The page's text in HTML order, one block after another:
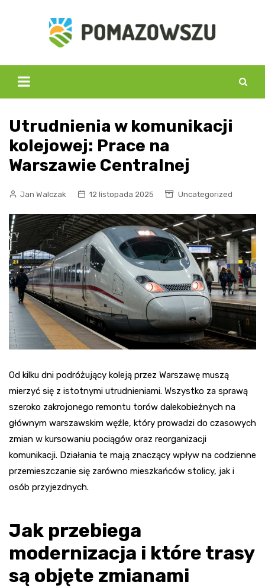
Utrudnienia w komunikacji
kolejowej: Prace na
Warszawie Centralnej
Jan Walczak 12 listopada 2025 Uncategorized
Od kilku dni podróżujący koleją przez Warszawę muszą
mierzyć się z istotnymi utrudnieniami. Wszystko za sprawą
szeroko zakrojonego remontu torów dalekobieżnych na
głównym warszawskim węźle, który prowadzi do czasowych
zmian w kursowaniu pociągów oraz reorganizacji
komunikacji. Działania te mają znaczący wpływ na codzienne
przemieszczanie się zarówno mieszkańców stolicy, jak i
osób przyjezdnych.
Jak przebiega
modernizacja i które trasy
są objęte zmianami